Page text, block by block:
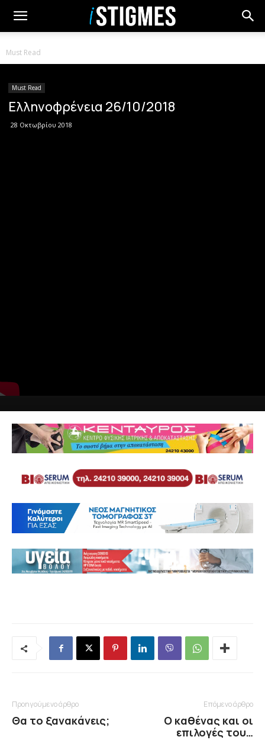
Must Read
Must Read
Ελληνοφρένεια 26/10/2018
28 Οκτωβρίου 2018
Προηγούμενο άρθρο
Θα το ξανακάνεις;
Επόμενο άρθρο
Ο καθένας και οι
επιλογές του…